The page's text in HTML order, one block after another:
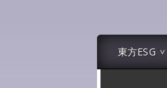
東方ESG